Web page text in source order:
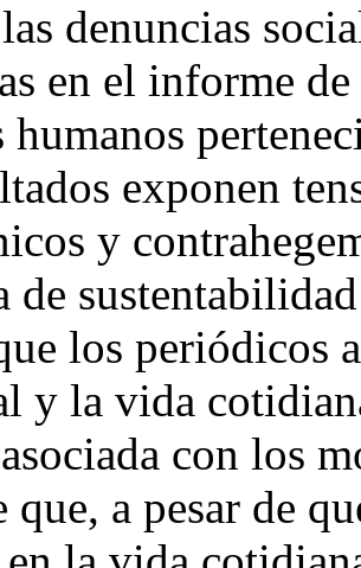
denuncias
en el informe
humanos
exponen
y
de
los periódicos
y la vida
con los
que, a pesar de